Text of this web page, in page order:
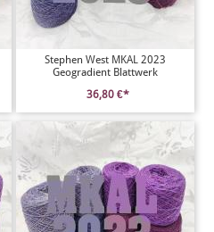
Stephen West MKAL 2023
Geogradient Blattwerk
36,80 €*